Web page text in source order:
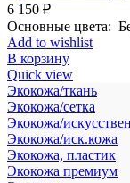
6 150 ₽
Основные
Add to wishlist
В корзину
Quick view
Экокожа/ткань
Экокожа/сетка
Экокожа/
Экокожа/иск.кожа
Экокожа, пластик
Экокожа премиум